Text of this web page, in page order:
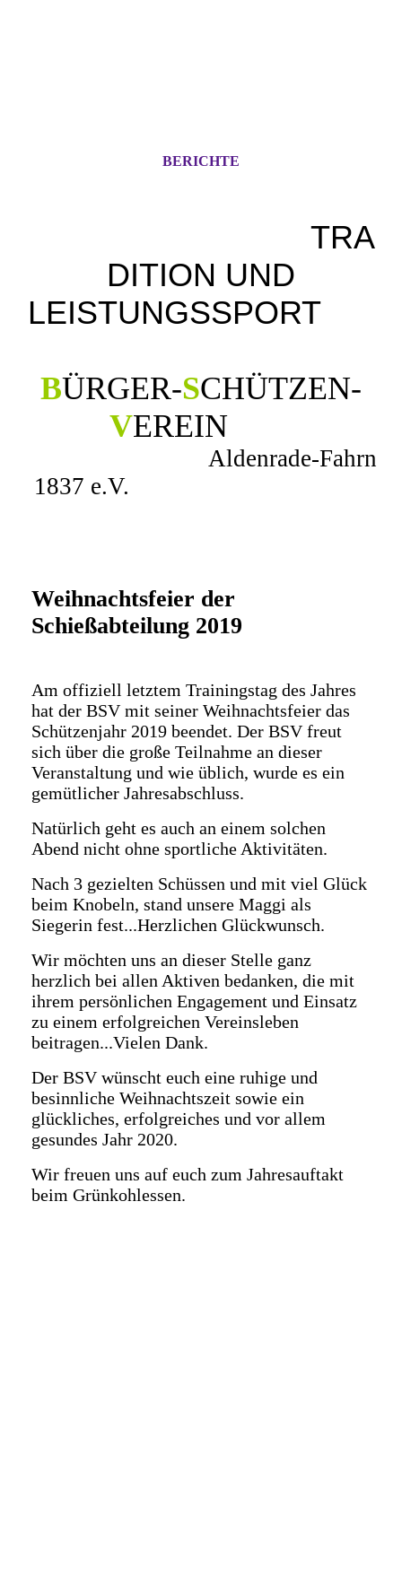
BERICHTE
TRA
DITION UND
LEISTUNGSSPORT
BÜRGER-SCHÜTZEN-
VEREIN
Aldenrade-Fahrn
1837 e.V.
Weihnachtsfeier der
Schießabteilung 2019
Am offiziell letztem Trainingstag des Jahres
hat der BSV mit seiner Weihnachtsfeier das
Schützenjahr 2019 beendet. Der BSV freut
sich über die große Teilnahme an dieser
Veranstaltung und wie üblich, wurde es ein
gemütlicher Jahresabschluss.
Natürlich geht es auch an einem solchen
Abend nicht ohne sportliche Aktivitäten.
Nach 3 gezielten Schüssen und mit viel Glück
beim Knobeln, stand unsere Maggi als
Siegerin fest...Herzlichen Glückwunsch.
Wir möchten uns an dieser Stelle ganz
herzlich bei allen Aktiven bedanken, die mit
ihrem persönlichen Engagement und Einsatz
zu einem erfolgreichen Vereinsleben
beitragen...Vielen Dank.
Der BSV wünscht euch eine ruhige und
besinnliche Weihnachtszeit sowie ein
glückliches, erfolgreiches und vor allem
gesundes Jahr 2020.
Wir freuen uns auf euch zum Jahresauftakt
beim Grünkohlessen.